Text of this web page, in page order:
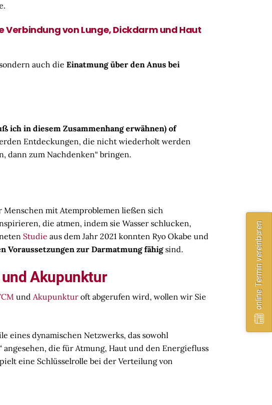
von Lunge, Dickdarm und Haut
auch die Einatmung über den Anus bei
ich in diesem Zusammenhang erwähnen) of
Entdeckungen, die nicht wiederholt werden
dann zum Nachdenken“ bringen.
Menschen mit Atemproblemen ließen sich
die atmen, indem sie Wasser schlucken,
Studie aus dem Jahr 2021 konnten Ryo Okabe und
Voraussetzungen zur Darmatmung fähigsind.
Akupunktur
und Akupunktur oft abgerufen wird, wollen wir Sie
eines dynamischen Netzwerks, das sowohl
die für Atmung, Haut und den Energiefluss
eine Schlüsselrolle bei der Verteilung von
online Termin vereinbaren